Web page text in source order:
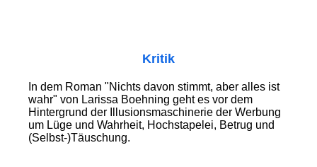
Kritik
In dem Roman "Nichts davon stimmt, aber alles ist
wahr" von Larissa Boehning geht es vor dem
Hintergrund der Illusionsmaschinerie der Werbung
um Lüge und Wahrheit, Hoch­stapelei, Betrug und
(Selbst-)Täuschung.